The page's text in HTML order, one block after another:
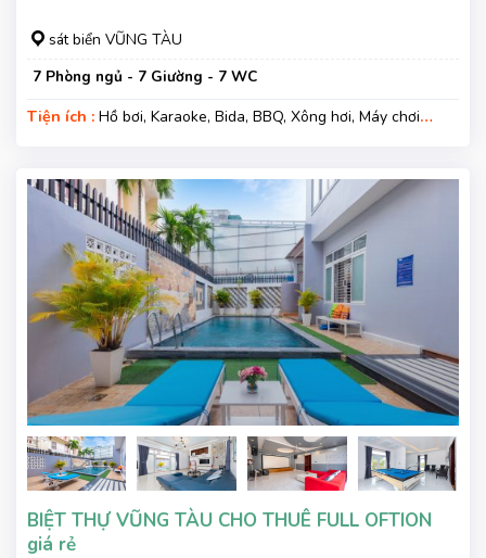
sát biển VŨNG TÀU
7 Phòng ngủ - 7 Giường - 7 WC
Tiện ích : Hồ bơi, Karaoke, Bida, BBQ, Xông hơi, Máy chơi
BIỆT THỰ VŨNG TÀU CHO THUÊ FULL OFTION
giá rẻ